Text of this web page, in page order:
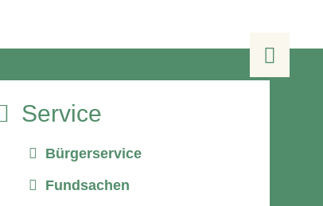
Service
Bürgerservice
Fundsachen
